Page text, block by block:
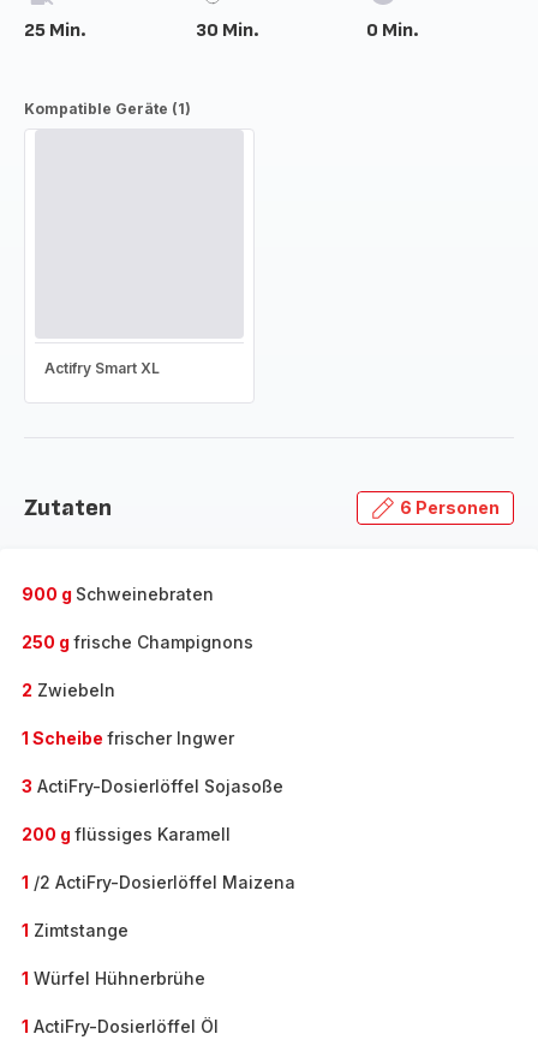
25 Min. 30 Min. 0 Min.
Kompatible Geräte (1)
Actifry Smart XL
Zutaten 6 Personen
900 g Schweinebraten
250 g frische Champignons
2 Zwiebeln
1 Scheibe frischer Ingwer
3 ActiFry-Dosierlöffel Sojasoße
200 g flüssiges Karamell
1 /2 ActiFry-Dosierlöffel Maizena
1 Zimtstange
1 Würfel Hühnerbrühe
1 ActiFry-Dosierlöffel Öl